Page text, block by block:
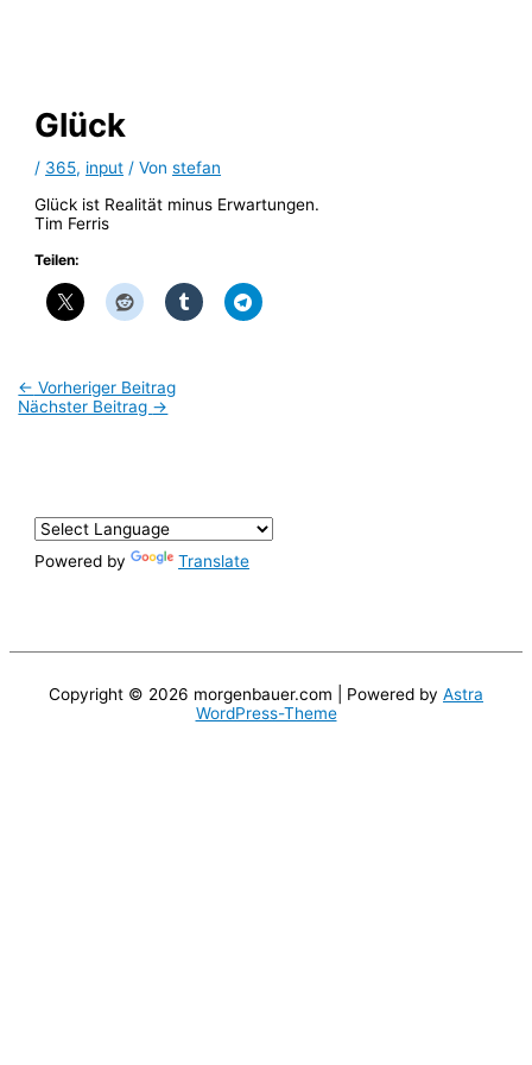
Glück
/ 365, input / Vonstefan
Glück ist Realität minus Erwartungen.
Tim Ferris
Teilen:
← Vorheriger Beitrag
Nächster Beitrag →
Powered by Translate
Copyright © 2026 morgenbauer.com | Powered by Astra
WordPress-Theme